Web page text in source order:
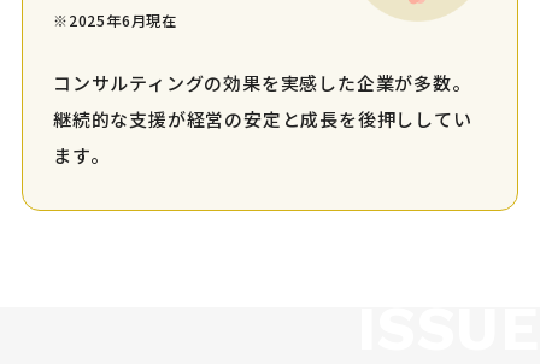
※2025年6月現在
コンサルティングの効果を実感した企業が多数。
継続的な支援が経営の安定と成長を後押ししてい
ます。